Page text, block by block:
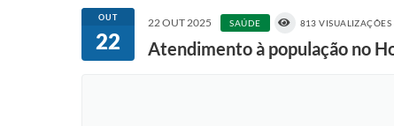
OUT
22
22 OUT 2025 SAÚDE 813 VISUALIZAÇÕES
Atendimento à população no